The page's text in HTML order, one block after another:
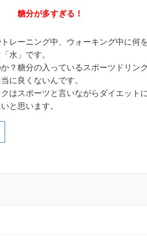
糖分が多すぎる！
レーニング中、ウォーキング中に何
水」です。
？糖分の入っているスポーツドリン
に良くないんです。
はスポーツと言いながらダイエット
と思います。